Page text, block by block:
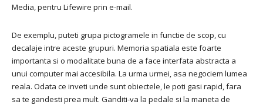
Media, pentru Lifewire prin e-mail.
De exemplu, puteti grupa pictogramele in functie de scop, cu
decalaje intre aceste grupuri. Memoria spatiala este foarte
importanta si o modalitate buna de a face interfata abstracta a
unui computer mai accesibila. La urma urmei, asa negociem lumea
reala. Odata ce inveti unde sunt obiectele, le poti gasi rapid, fara
sa te gandesti prea mult. Ganditi-va la pedale si la maneta de